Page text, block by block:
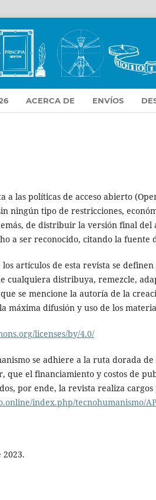
ACERCA DE ENVÍOS
a las políticas de acceso abierto
ningún tipo de restricciones,
de distribuir la versión final del
a ser reconocido, citando la fuente
artículos de esta revista se
cualquiera distribuya, remezcle,
se mencione la autoría de la
máxima difusión y uso de los
licenses/by/4.0/
se adhiere a la ruta dorada
que el financiamiento y costos de
por ende, la revista realiza
index.php/tecnohumanismo/